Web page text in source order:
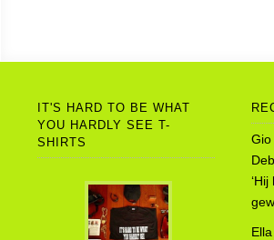
IT'S HARD TO BE WHAT
YOU HARDLY SEE T-
SHIRTS
Gio
Ella